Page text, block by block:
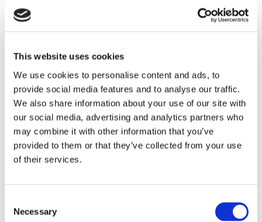
This website uses cookies
We use cookies to personalise content and ads, to
provide social media features and to analyse our traffic.
We also share information about your use of our site with
our social media, advertising and analytics partners who
may combine it with other information that you’ve
provided to them or that they’ve collected from your use
of their services.
Selection
Necessary
CUANDO CAE LA NOCHE
Y las grandes historias de la carrera no son solo de comida. Un fin de
semana rodando en el circuito y compartiendo pista con cientos de
ciclistas da para mucho. Incluso para
encontrar pareja
Así le sucedió a un participante y una participante que ya son
leyenda de la carrera y que se conocieron, precisamente, en una
edición de Mussara 24H Circuit de Barcelona – Catalunya. Se
conocieron durante la noche , cuando sus compañeros seguían
rodando en la pista, y salieron de la prueba juntos.
horas y donde se forjan
rivalidades
y, a